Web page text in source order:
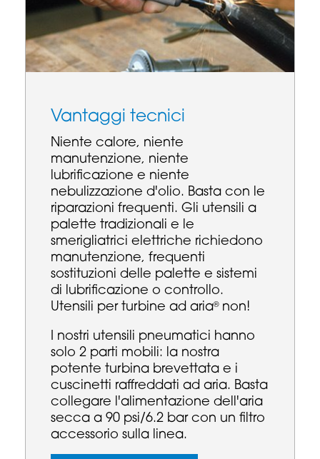
Vantaggi tecnici
Niente calore, niente
manutenzione, niente
lubrificazione e niente
nebulizzazione d'olio. Basta con le
riparazioni frequenti. Gli utensili a
palette tradizionali e le
smerigliatrici elettriche richiedono
manutenzione, frequenti
sostituzioni delle palette e sistemi
di lubrificazione o controllo.
Utensili per turbine ad aria®non!
I nostri utensili pneumatici hanno
solo 2 parti mobili: la nostra
potente turbina brevettata e i
cuscinetti raffreddati ad aria. Basta
collegare l'alimentazione dell'aria
secca a 90 psi/6.2 bar con un filtro
accessorio sulla linea.